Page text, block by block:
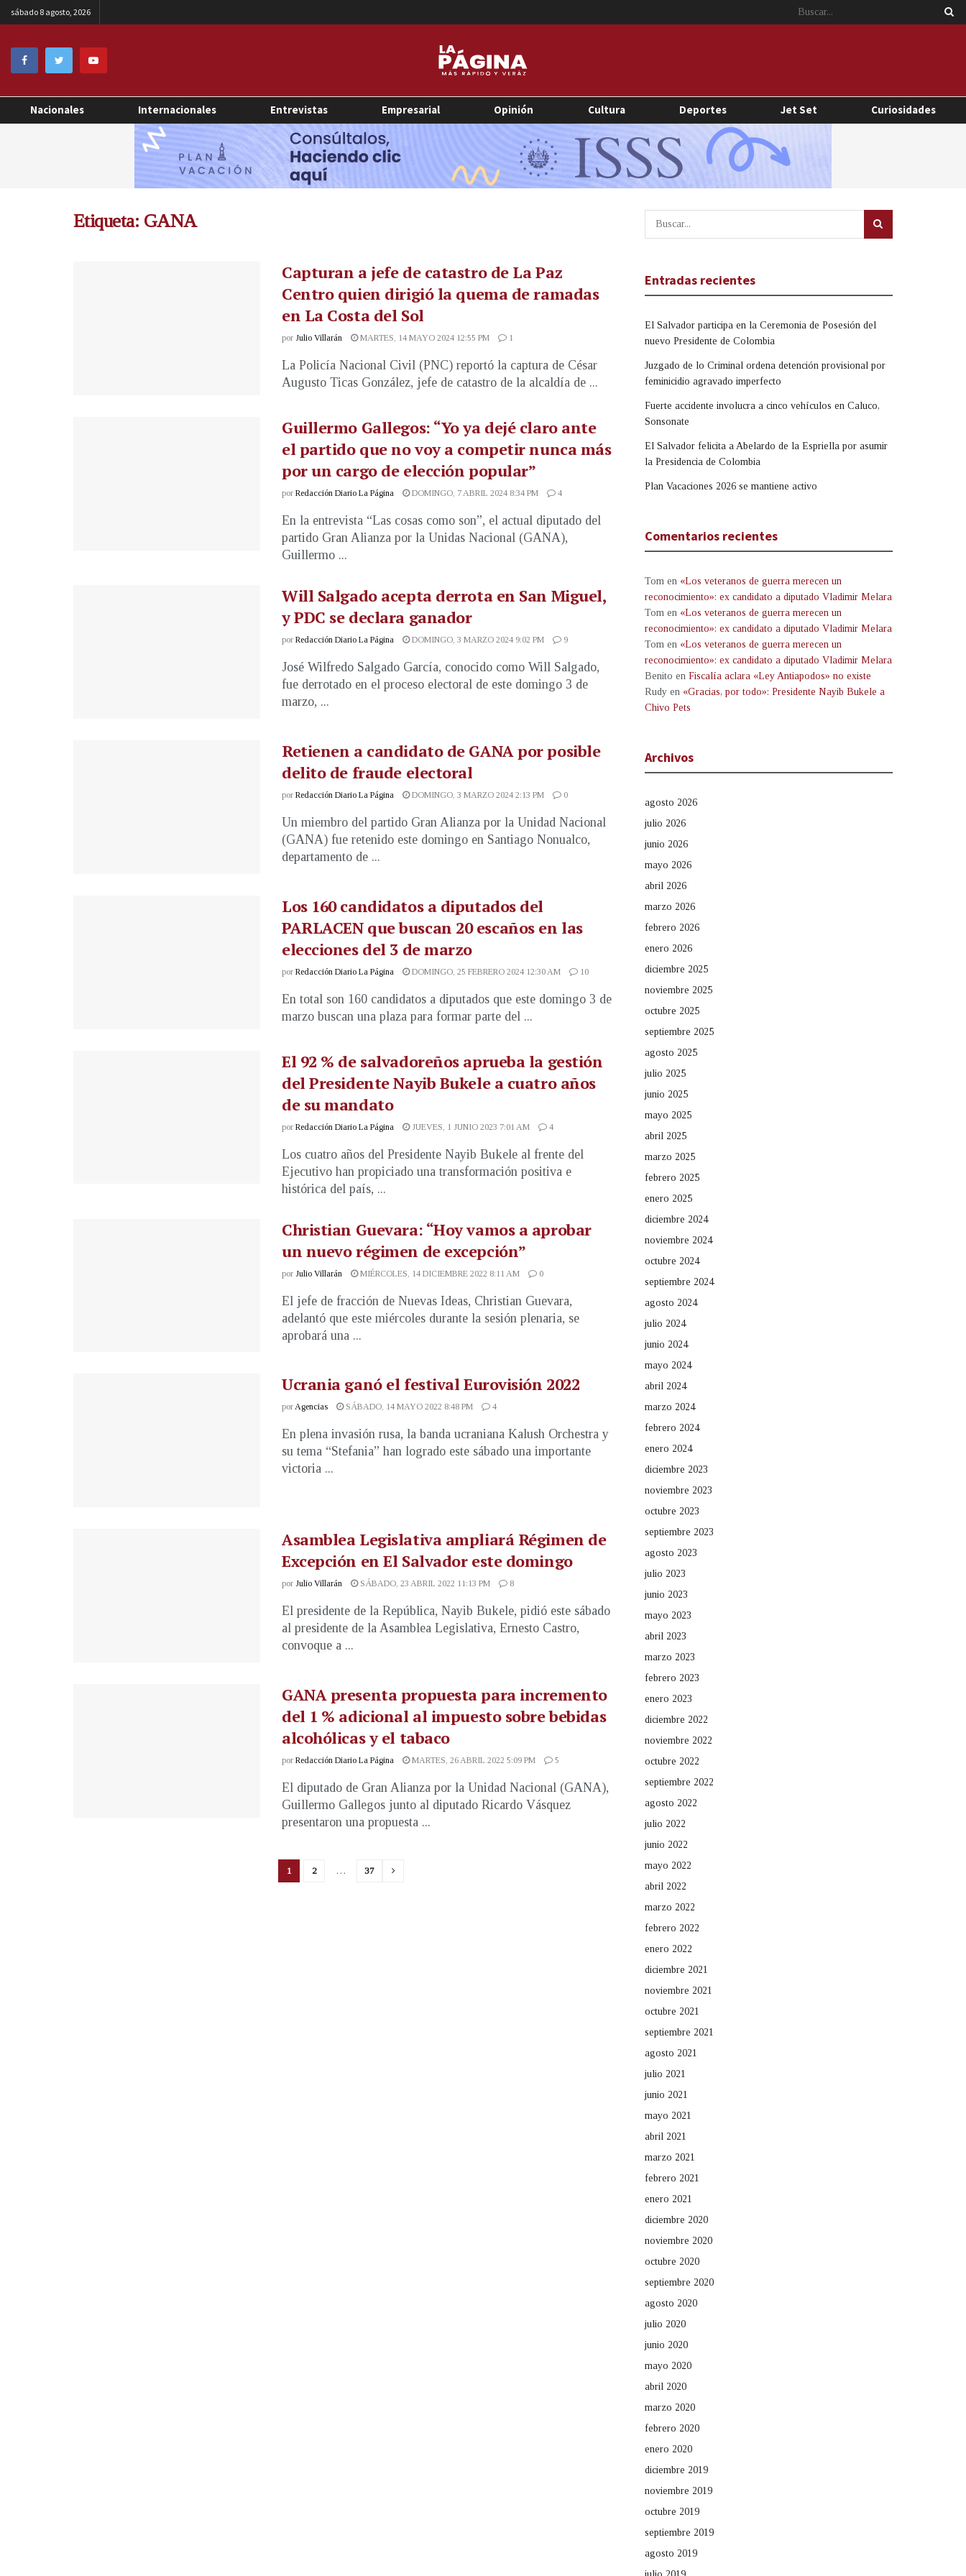
sábado 8 agosto, 2026
Nacionales Internacionales Entrevistas Empresarial Opinión Cultura Deportes Jet Set Curiosidades
Etiqueta: GANA
Capturan a jefe de catastro de La Paz
Centro quien dirigió la quema de ramadas
en La Costa del Sol
por Julio Villarán MARTES, 14 MAYO 2024 12:55 PM 1
La Policía Nacional Civil (PNC) reportó la captura de César
Augusto Ticas González, jefe de catastro de la alcaldía de ...
Guillermo Gallegos: “Yo ya dejé claro ante
el partido que no voy a competir nunca más
por un cargo de elección popular”
por Redacción Diario La Página DOMINGO, 7 ABRIL 2024 8:34 PM 4
En la entrevista “Las cosas como son”, el actual diputado del
partido Gran Alianza por la Unidas Nacional (GANA),
Guillermo ...
Will Salgado acepta derrota en San Miguel,
y PDC se declara ganador
por Redacción Diario La Página DOMINGO, 3 MARZO 2024 9:02 PM 9
José Wilfredo Salgado García, conocido como Will Salgado,
fue derrotado en el proceso electoral de este domingo 3 de
marzo, ...
Retienen a candidato de GANA por posible
delito de fraude electoral
por Redacción Diario La Página DOMINGO, 3 MARZO 2024 2:13 PM 0
Un miembro del partido Gran Alianza por la Unidad Nacional
(GANA) fue retenido este domingo en Santiago Nonualco,
departamento de ...
Los 160 candidatos a diputados del
PARLACEN que buscan 20 escaños en las
elecciones del 3 de marzo
por Redacción Diario La Página DOMINGO, 25 FEBRERO 2024 12:30 AM 10
En total son 160 candidatos a diputados que este domingo 3 de
marzo buscan una plaza para formar parte del ...
El 92 % de salvadoreños aprueba la gestión
del Presidente Nayib Bukele a cuatro años
de su mandato
por Redacción Diario La Página JUEVES, 1 JUNIO 2023 7:01 AM 4
Los cuatro años del Presidente Nayib Bukele al frente del
Ejecutivo han propiciado una transformación positiva e
histórica del país, ...
Christian Guevara: “Hoy vamos a aprobar
un nuevo régimen de excepción”
por Julio Villarán MIÉRCOLES, 14 DICIEMBRE 2022 8:11 AM 0
El jefe de fracción de Nuevas Ideas, Christian Guevara,
adelantó que este miércoles durante la sesión plenaria, se
aprobará una ...
Ucrania ganó el festival Eurovisión 2022
porAgencias SÁBADO, 14 MAYO 2022 8:48 PM 4
En plena invasión rusa, la banda ucraniana Kalush Orchestra y
su tema “Stefania” han logrado este sábado una importante
victoria ...
Asamblea Legislativa ampliará Régimen de
Excepción en El Salvador este domingo
por Julio Villarán SÁBADO, 23 ABRIL 2022 11:13 PM 8
El presidente de la República, Nayib Bukele, pidió este sábado
al presidente de la Asamblea Legislativa, Ernesto Castro,
convoque a ...
GANA presenta propuesta para incremento
del 1 % adicional al impuesto sobre bebidas
alcohólicas y el tabaco
por Redacción Diario La Página MARTES, 26 ABRIL 2022 5:09 PM 5
El diputado de Gran Alianza por la Unidad Nacional (GANA),
Guillermo Gallegos junto al diputado Ricardo Vásquez
presentaron una propuesta ...
1 2 … 37
Entradas recientes
El Salvador participa en la Ceremonia de Posesión del
nuevo Presidente de Colombia
Juzgado de lo Criminal ordena detención provisional por
feminicidio agravado imperfecto
Fuerte accidente involucra a cinco vehículos en Caluco,
Sonsonate
El Salvador felicita a Abelardo de la Espriella por asumir
la Presidencia de Colombia
Plan Vacaciones 2026 se mantiene activo
Comentarios recientes
Tom en «Los veteranos de guerra merecen un
reconocimiento»: ex candidato a diputado Vladimir Melara
Tom en «Los veteranos de guerra merecen un
reconocimiento»: ex candidato a diputado Vladimir Melara
Tom en «Los veteranos de guerra merecen un
reconocimiento»: ex candidato a diputado Vladimir Melara
Benito en Fiscalía aclara «Ley Antiapodos» no existe
Rudy en «Gracias, por todo»: Presidente Nayib Bukele a
Chivo Pets
Archivos
agosto 2026
julio 2026
junio 2026
mayo 2026
abril 2026
marzo 2026
febrero 2026
enero 2026
diciembre 2025
noviembre 2025
octubre 2025
septiembre 2025
agosto 2025
julio 2025
junio 2025
mayo 2025
abril 2025
marzo 2025
febrero 2025
enero 2025
diciembre 2024
noviembre 2024
octubre 2024
septiembre 2024
agosto 2024
julio 2024
junio 2024
mayo 2024
abril 2024
marzo 2024
febrero 2024
enero 2024
diciembre 2023
noviembre 2023
octubre 2023
septiembre 2023
agosto 2023
julio 2023
junio 2023
mayo 2023
abril 2023
marzo 2023
febrero 2023
enero 2023
diciembre 2022
noviembre 2022
octubre 2022
septiembre 2022
agosto 2022
julio 2022
junio 2022
mayo 2022
abril 2022
marzo 2022
febrero 2022
enero 2022
diciembre 2021
noviembre 2021
octubre 2021
septiembre 2021
agosto 2021
julio 2021
junio 2021
mayo 2021
abril 2021
marzo 2021
febrero 2021
enero 2021
diciembre 2020
noviembre 2020
octubre 2020
septiembre 2020
agosto 2020
julio 2020
junio 2020
mayo 2020
abril 2020
marzo 2020
febrero 2020
enero 2020
diciembre 2019
noviembre 2019
octubre 2019
septiembre 2019
agosto 2019